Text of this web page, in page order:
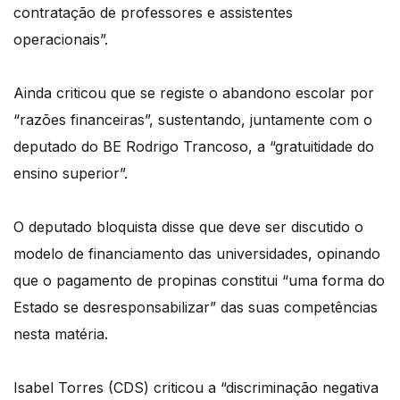
contratação de professores e assistentes
operacionais”.
Ainda criticou que se registe o abandono escolar por
“razões financeiras”, sustentando, juntamente com o
deputado do BE Rodrigo Trancoso, a “gratuitidade do
ensino superior”.
O deputado bloquista disse que deve ser discutido o
modelo de financiamento das universidades, opinando
que o pagamento de propinas constitui “uma forma do
Estado se desresponsabilizar” das suas competências
nesta matéria.
Isabel Torres (CDS) criticou a “discriminação negativa